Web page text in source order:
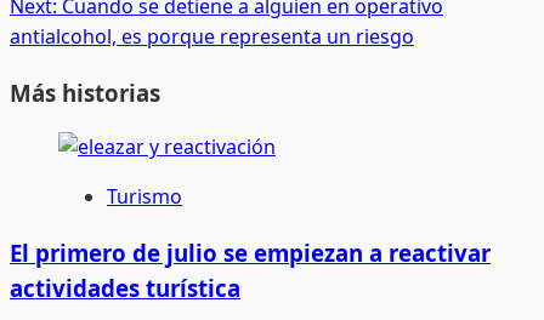
Next: Cuando se detiene a alguien en operativo
antialcohol, es porque representa un riesgo
Más historias
Turismo
El primero de julio se empiezan a reactivar
actividades turística